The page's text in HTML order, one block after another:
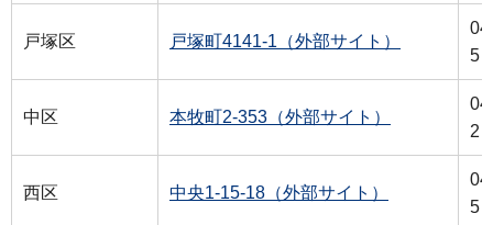
戸塚区 戸塚町4141-1（外部サイト）
5
中区 本牧町2-353（外部サイト）
2
西区 中央1-15-18（外部サイト）
5